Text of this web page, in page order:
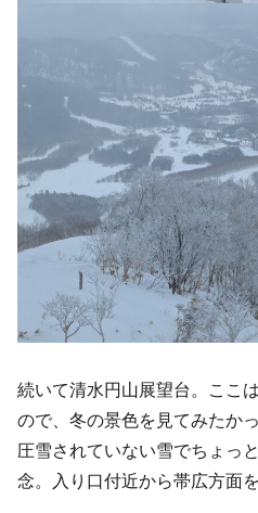
続いて清水円山展望台。ここ
ので、冬の景色を見てみたか
圧雪されていない雪でちょっ
念。入り口付近から帯広方面